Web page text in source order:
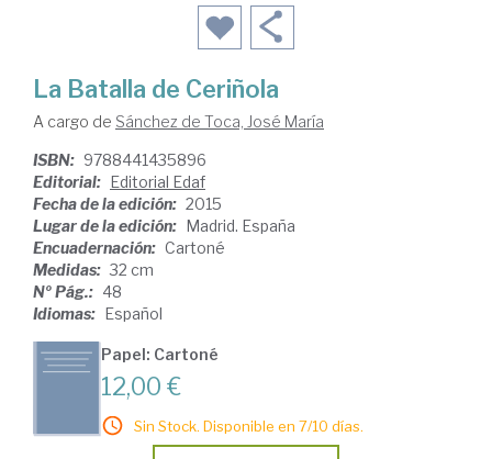
La Batalla de Ceriñola
A cargo de Sánchez de Toca, José María
ISBN: 9788441435896
Editorial: Editorial Edaf
Fecha de la edición: 2015
Lugar de la edición: Madrid. España
Encuadernación: Cartoné
Medidas: 32 cm
Nº Pág.: 48
Idiomas: Español
Papel: Cartoné
12,00 €
Sin Stock. Disponible en 7/10 días.